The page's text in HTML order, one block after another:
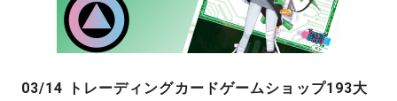
03/14 トレーディングカードゲームショップ193大